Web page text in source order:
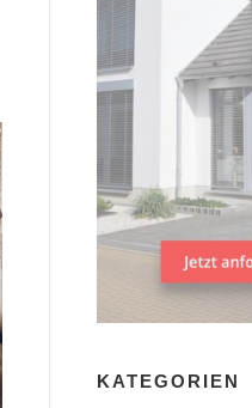
KATEGORIEN